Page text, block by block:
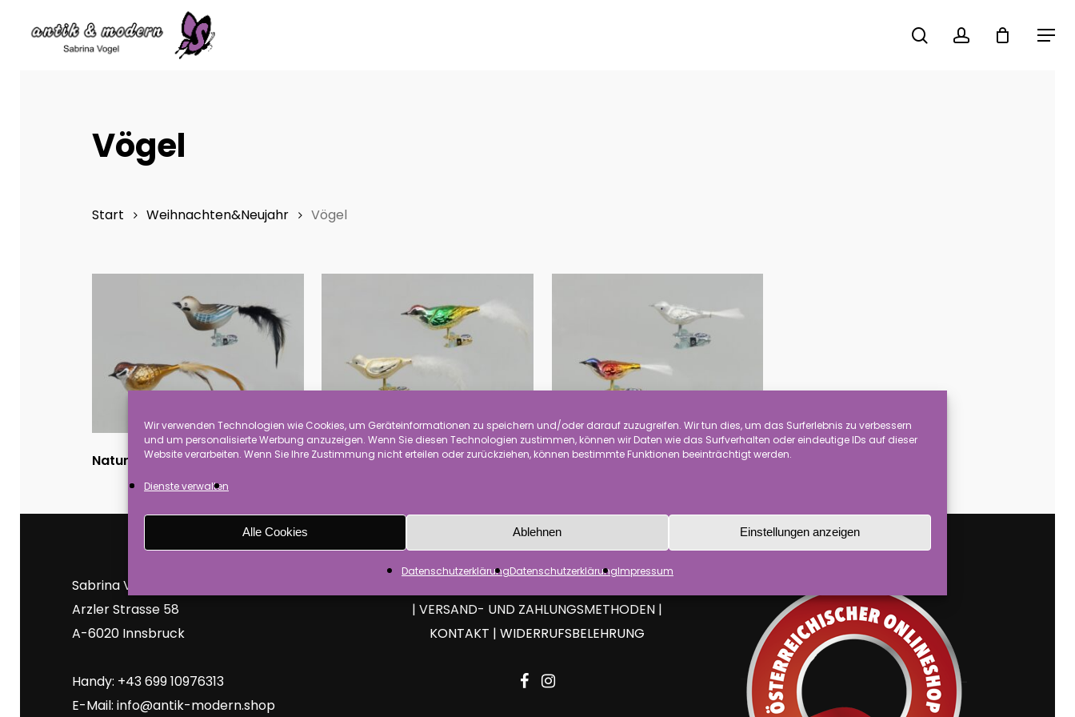
Wir verwenden Technologien wie Cookies, um Geräteinformationen zu speichern und/oder darauf zuzugreifen. Wir tun dies, um das Surferlebnis zu verbessern
und um personalisierte Werbung anzuzeigen. Wenn Sie diesen Technologien zustimmen, können wir Daten wie das Surfverhalten oder eindeutige IDs auf dieser
Website verarbeiten. Wenn Sie Ihre Zustimmung nicht erteilen oder zurückziehen, können bestimmte Funktionen beeinträchtigt werden.
Dienste verwalten
Alle Cookies Ablehnen Einstellungen anzeigen
DatenschutzerklärungDatenschutzerklärungImpressum
Menu
searchaccount
Vögel
Start Weihnachten&Neujahr Vögel
Natur-Vögel(75) Nostalgie-Vogel(21) Nostalgie-Vögel Mini(21)
Sabrina Vogel
Arzler Strasse 58
A-6020 Innsbruck
Handy: +43 699 10976313
E-Mail: info@antik-modern.shop
|VERSAND- UND ZAHLUNGSMETHODEN |
KONTAKT |WIDERRUFSBELEHRUNG
facebook
instagram